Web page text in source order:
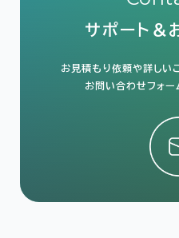
サポート＆
お見積もり依頼や詳しい
お問い合わせフォー